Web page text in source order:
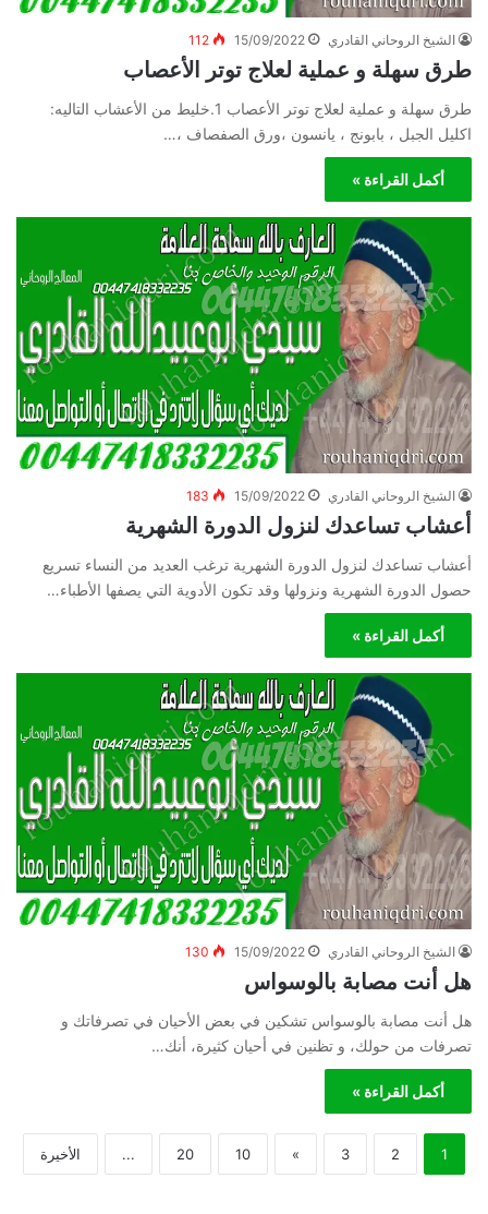
الشيخ الروحاني القادري 15/09/2022
112
طرق سهلة و عملية لعلاج توتر الأعصاب
طرق سهلة و عملية لعلاج توتر الأعصاب 1.خليط من الأعشاب التاليه:
اكليل الجبل ، بابونج ، يانسون ،ورق الصفصاف ،…
أكمل القراءة »
الشيخ الروحاني القادري 15/09/2022
183
أعشاب تساعدك لنزول الدورة الشهرية
أعشاب تساعدك لنزول الدورة الشهرية ترغب العديد من النساء تسريع
حصول الدورة الشهرية ونزولها وقد تكون الأدوية التي يصفها الأطباء…
أكمل القراءة »
الشيخ الروحاني القادري 15/09/2022
130
هل أنت مصابة بالوسواس
هل أنت مصابة بالوسواس تشكين في بعض الأحيان في تصرفاتك و
تصرفات من حولك، و تظنين في أحيان كثيرة، أنك…
أكمل القراءة »
1
2
3
»
10
20
... الأخيرة